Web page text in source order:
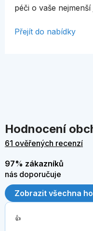
péči o vaše
Přejít do nabídky
Hodnocení
61 ověřených recenzí
97% zákazníků
nás doporučuje
Zobrazit všechna
👍